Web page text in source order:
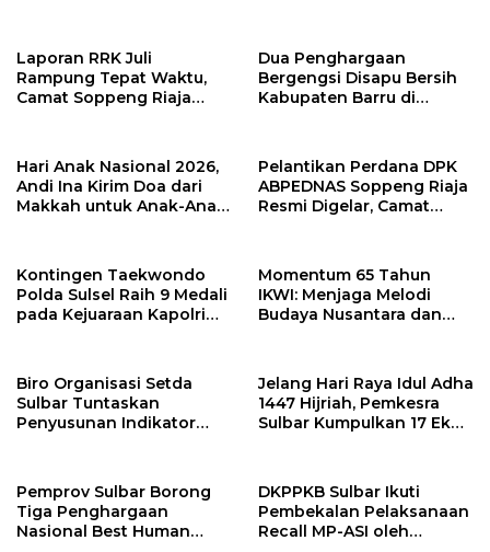
Laporan RRK Juli
Rampung Tepat Waktu,
Camat Soppeng Riaja
Dua Penghargaan
Bergengsi Disapu Bersih
Kabupaten Barru di
Hari Anak Nasional 2026,
Andi Ina Kirim Doa dari
Makkah untuk Anak-Anak
Pelantikan Perdana DPK
ABPEDNAS Soppeng Riaja
Resmi Digelar, Camat
Kontingen Taekwondo
Polda Sulsel Raih 9 Medali
pada Kejuaraan Kapolri
Momentum 65 Tahun
IKWI: Menjaga Melodi
Budaya Nusantara dan
Biro Organisasi Setda
Sulbar Tuntaskan
Penyusunan Indikator
Jelang Hari Raya Idul Adha
1447 Hijriah, Pemkesra
Sulbar Kumpulkan 17 Ekor
Pemprov Sulbar Borong
Tiga Penghargaan
Nasional Best Human
DKPPKB Sulbar Ikuti
Pembekalan Pelaksanaan
Recall MP-ASI oleh